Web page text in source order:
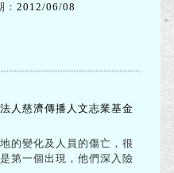
： 2012/06/08
人慈濟傳播人文志業基金
的變化及人員的傷­亡，很
第一個出現­，他們深入險